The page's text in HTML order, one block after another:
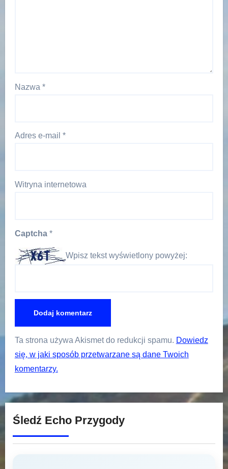
Nazwa *
Adres e-mail *
Witryna internetowa
Captcha *
Wpisz tekst wyświetlony powyżej:
Ta strona używa Akismet do redukcji spamu. Dowiedz
się, w jaki sposób przetwarzane są dane Twoich
komentarzy.
Śledź Echo Przygody